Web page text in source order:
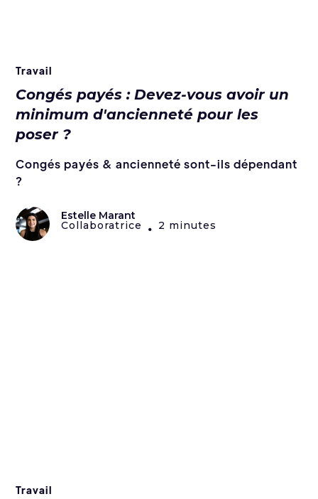
Travail
Congés payés : Devez-vous avoir un
minimum d'ancienneté pour les
poser ?
Congés payés & ancienneté sont-ils dépendant
?
Estelle Marant
Collaboratrice • 2 minutes
Travail